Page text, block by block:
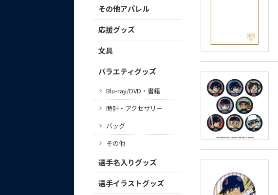
その他アパレル
応援グッズ
文具
バラエティグッズ
Blu-ray/DVD・書籍
時計・アクセサリー
バッグ
その他
選手名入りグッズ
選手イラストグッズ